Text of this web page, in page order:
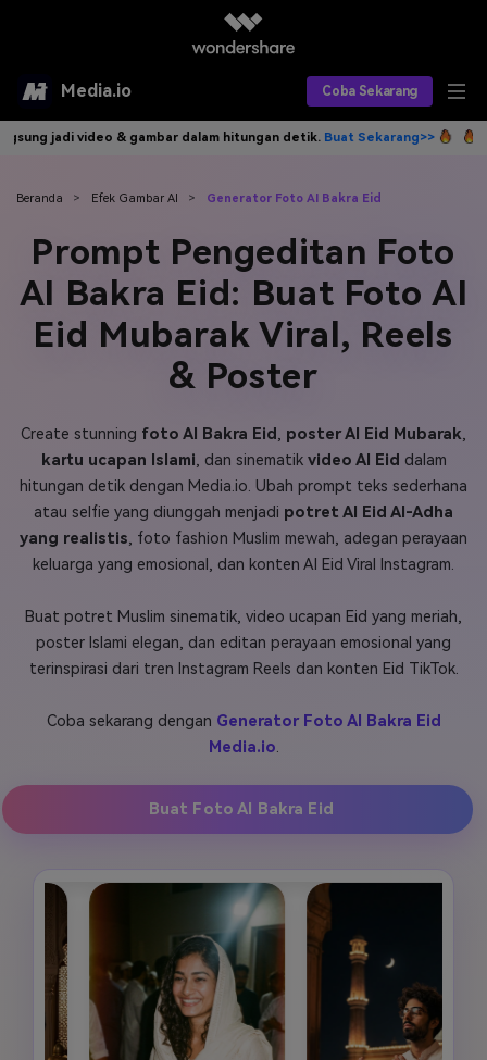
Media.io Coba Sekarang
Alat AI
AI Video
AI Gambar
AI Audio
Produk AI
Asisten Video AI
Editor Video AI
Editor Gambar AI
Find More Solutions >>
Efek AI
Efek Video
Efek Foto
Sumber Daya
FAQs Hubungi Kami
Tips & Tutorial AI
Postingan Terbaru
Harga
Masuk
Berkreasi dengan AI
dalam hitungan detik.Buat Sekarang>> Tulis idemu, AI
Beranda > Efek Gambar AI > Generator Foto AI Bakra Eid
Prompt Pengeditan Foto
AI Bakra Eid: Buat Foto AI
Eid Mubarak Viral, Reels
& Poster
Create stunning foto AI Bakra Eid , poster AI Eid Mubarak,
kartu ucapan Islami, dan sinematik video AI Eid dalam
hitungan detik dengan Media.io. Ubah prompt teks sederhana
atau selfie yang diunggah menjadi potret AI Eid Al-Adha
yang realistis, foto fashion Muslim mewah, adegan perayaan
keluarga yang emosional, dan konten AI Eid Viral Instagram.
Buat potret Muslim sinematik, video ucapan Eid yang meriah,
poster Islami elegan, dan editan perayaan emosional yang
terinspirasi dari tren Instagram Reels dan konten Eid TikTok.
Coba sekarang dengan Generator Foto AI Bakra Eid
Media.io.
Buat Foto AI Bakra Eid